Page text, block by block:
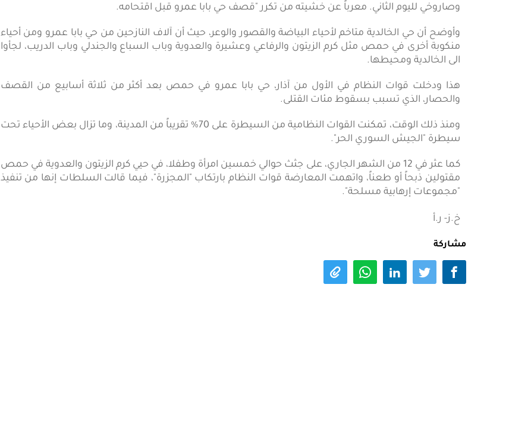
وصاروخي لليوم الثاني. معرباً عن خشيته من تكرر "قصف حي بابا عمرو قبل اقتحامه.
وأوضح أن حي الخالدية متاخم لأحياء البياضة والقصور والوعر، حيث أن آلاف النازحين من حي بابا عمرو ومن أحياء
منكوبة أخرى في حمص مثل كرم الزيتون والرفاعي وعشيرة والعدوية وباب السباع والجندلي وباب الدريب، لجأوا
الى الخالدية ومحيطها.
هذا ودخلت قوات النظام في الأول من آذار، حي بابا عمرو في حمص بعد أكثر من ثلاثة أسابيع من القصف
والحصار، الذي تسبب بسقوط مئات القتلى.
ومنذ ذلك الوقت، تمكنت القوات النظامية من السيطرة على 70% تقريباً من المدينة، وما تزال بعض الأحياء تحت
سيطرة "الجيش السوري الحر".
كما عثر في 12 من الشهر الجاري، على جثث حوالي خمسين امرأة وطفلا، في حيي كرم الزيتون والعدوية في حمص
مقتولين ذبحاً أو طعناً، واتهمت المعارضة قوات النظام بارتكاب "المجزرة"، فيما قالت السلطات إنها من تنفيذ
"مجموعات إرهابية مسلحة".
خ.ز- ر.أ
مشاركة